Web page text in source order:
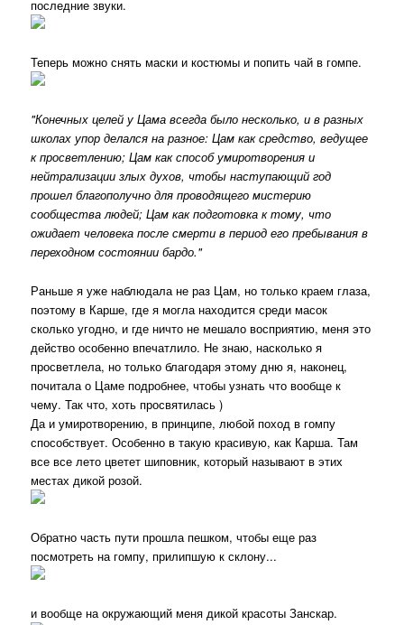
последние звуки.
Теперь можно снять маски и костюмы и попить чай в гомпе.
"Конечных целей у Цама всегда было несколько, и в разных
школах упор делался на разное: Цам как средство, ведущее
к просветлению; Цам как способ умиротворения и
нейтрализации злых духов, чтобы наступающий год
прошел благополучно для проводящего мистерию
сообщества людей; Цам как подготовка к тому, что
ожидает человека после смерти в период его пребывания в
переходном состоянии бардо."
Раньше я уже наблюдала не раз Цам, но только краем глаза,
поэтому в Карше, где я могла находится среди масок
сколько угодно, и где ничто не мешало восприятию, меня это
действо особенно впечатлило. Не знаю, насколько я
просветлела, но только благодаря этому дню я, наконец,
почитала о Цаме подробнее, чтобы узнать что вообще к
чему. Так что, хоть просвятилась )
Да и умиротворению, в принципе, любой поход в гомпу
способствует. Особенно в такую красивую, как Карша. Там
все все лето цветет шиповник, который называют в этих
местах дикой розой.
Обратно часть пути прошла пешком, чтобы еще раз
посмотреть на гомпу, прилипшую к склону...
и вообще на окружающий меня дикой красоты Занскар.